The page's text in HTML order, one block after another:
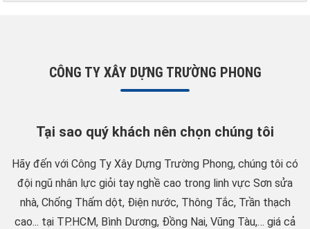
CÔNG TY XÂY DỰNG TRƯỜNG PHONG
Tại sao quý khách nên chọn chúng tôi
Hãy đến với Công Ty Xây Dựng Trường Phong, chúng tôi có
đội ngũ nhân lực giỏi tay nghề cao trong linh vực Sơn sửa
nhà, Chống Thấm dột, Điện nước, Thông Tắc, Trần thạch
cao... tại TP.HCM, Bình Dương, Đồng Nai, Vũng Tàu,… giá cả